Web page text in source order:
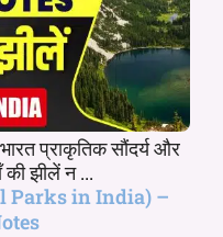
प्राकृतिक सौंदर्य और
की झीलें न ...
Parks in India) –